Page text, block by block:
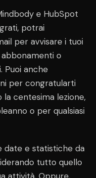
e HubSpot
potrai
per avvisare i tuoi
o
Puoi anche
per congratularti
centesima lezione,
o per qualsiasi
date e statistiche da
tutto quello